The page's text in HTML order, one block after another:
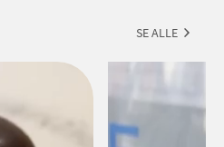
SE ALLE